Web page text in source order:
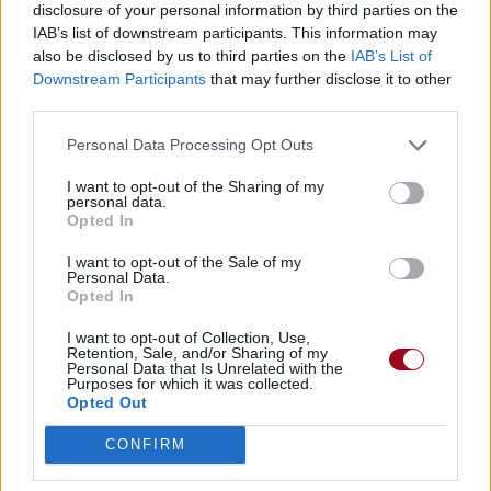
disclosure of your personal information by third parties on the
IAB’s list of downstream participants. This information may
also be disclosed by us to third parties on the IAB’s List of
Downstream Participants that may further disclose it to other
Personal Data Processing Opt Outs
I want to opt-out of the Sharing of my
personal data.
Opted In
I want to opt-out of the Sale of my
Personal Data.
Opted In
I want to opt-out of Collection, Use,
Retention, Sale, and/or Sharing of my
Personal Data that Is Unrelated with the
Purposes for which it was collected.
Opted Out
CONFIRM